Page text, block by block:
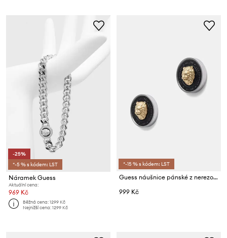
-25%
*-5 % s kódem: LST
Náramek Guess
Aktuální cena:
969 Kč
Běžná cena:1299 Kč
Nejnižší cena:1299 Kč
*-15 % s kódem: LST
Guess náušnice pánské z nerezové oceli
999 Kč